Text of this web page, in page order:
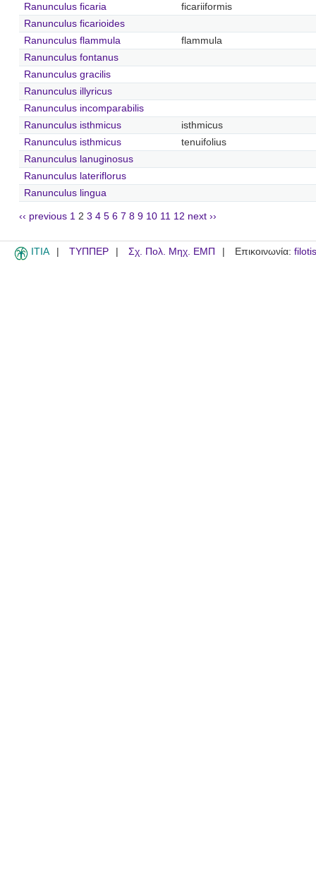
Ranunculus ficaria
ficariiformis
Ranunculus ficarioides
Ranunculus flammula
flammula
Ranunculus fontanus
Ranunculus gracilis
Ranunculus illyricus
Ranunculus incomparabilis
Ranunculus isthmicus
isthmicus
Ranunculus isthmicus
tenuifolius
Ranunculus lanuginosus
Ranunculus lateriflorus
Ranunculus lingua
‹‹ previous 1 2 3 4 5 6 7 8 9 10 11 12 next ››
ITIA ΤΥΠΠΕΡ Σχ. Πολ. Μηχ. ΕΜΠ Επικοινωνία: